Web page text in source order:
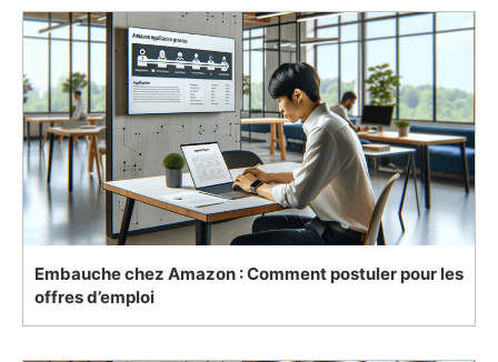
Embauche chez Amazon : Comment postuler pour les
offres d’emploi